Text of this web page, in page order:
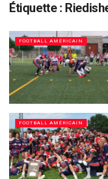
Étiquette :
FOOTBALL AMÉRICAIN
FOOTBALL AMÉRICAIN